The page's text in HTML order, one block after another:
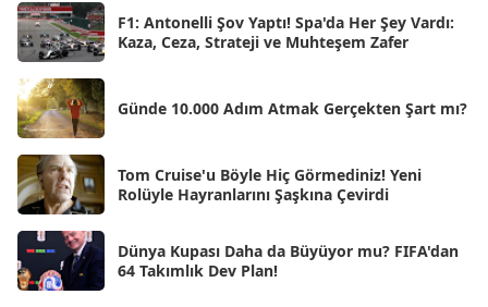
Nis 2025 [56]
Mar 2025
Şub 2025
Oca 2025
Ara 2024 [25]
Kas 2024
Eki 2024 [46]
Eyl 2024
F1: Antonelli Şov Yaptı! Spa'da Her Şey Vardı:
Kaza, Ceza, Strateji ve Muhteşem Zafer
Günde 10.000 Adım Atmak Gerçekten Şart mı?
Tom Cruise'u Böyle Hiç Görmediniz! Yeni
Rolüyle Hayranlarını Şaşkına Çevirdi
Dünya Kupası Daha da Büyüyor mu? FIFA'dan
64 Takımlık Dev Plan!